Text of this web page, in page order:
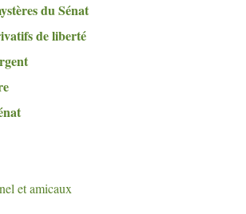
du Sénat
de liberté
et amicaux